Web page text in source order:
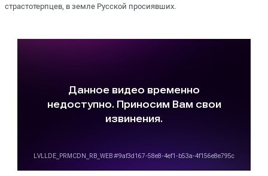
страстотерпцев, в земле Русской просиявших.